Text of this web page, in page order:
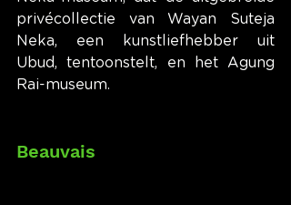
privécollectie van Wayan Suteja
Neka, een kunstliefhebber uit
Ubud, tentoonstelt, en het Agung
Rai-museum.
Beauvais